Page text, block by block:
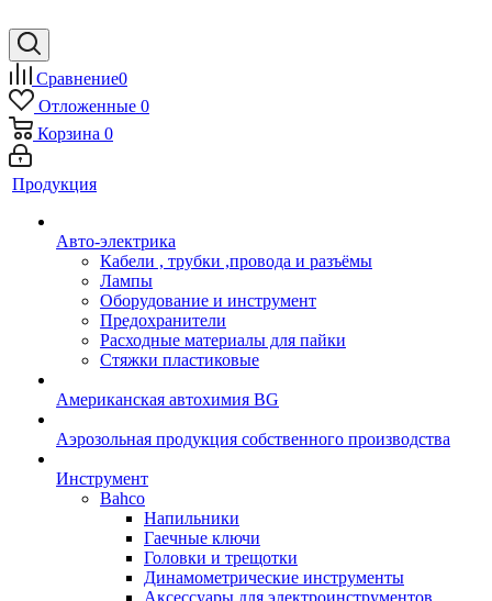
Сравнение0
Отложенные 0
Корзина 0
Продукция
Авто-электрика
Кабели , трубки ,провода и разъёмы
Лампы
Оборудование и инструмент
Предохранители
Расходные материалы для пайки
Стяжки пластиковые
Американская автохимия BG
Аэрозольная продукция собственного производства
Инструмент
Bahco
Напильники
Гаечные ключи
Головки и трещотки
Динамометрические инструменты
Аксессуары для электроинструментов